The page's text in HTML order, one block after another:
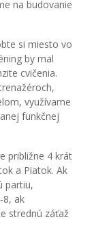
na budovanie
si miesto vo
by mal
cvičenia.
využívame
funkčnej
približne 4 krát
a Piatok. Ak
partiu,
8, ak
strednú záťaž